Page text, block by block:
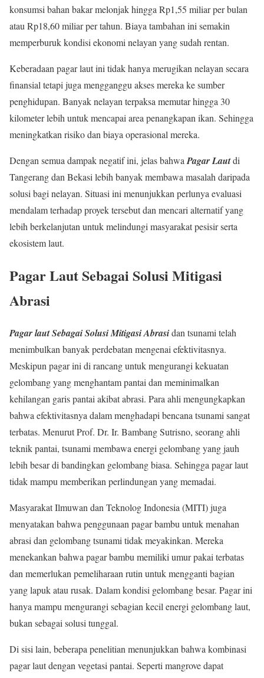
konsumsi bahan bakar melonjak hingga Rp1,55 miliar per bulan
atau Rp18,60 miliar per tahun. Biaya tambahan ini semakin
memperburuk kondisi ekonomi nelayan yang sudah rentan.
Keberadaan pagar laut ini tidak hanya merugikan nelayan secara
finansial tetapi juga mengganggu akses mereka ke sumber
penghidupan. Banyak nelayan terpaksa memutar hingga 30
kilometer lebih untuk mencapai area penangkapan ikan. Sehingga
meningkatkan risiko dan biaya operasional mereka.
Dengan semua dampak negatif ini, jelas bahwa Pagar Lautdi
Tangerang dan Bekasi lebih banyak membawa masalah daripada
solusi bagi nelayan. Situasi ini menunjukkan perlunya evaluasi
mendalam terhadap proyek tersebut dan mencari alternatif yang
lebih berkelanjutan untuk melindungi masyarakat pesisir serta
ekosistem laut.
Pagar Laut Sebagai Solusi Mitigasi
Abrasi
Pagar laut Sebagai Solusi Mitigasi Abrasidan tsunami telah
menimbulkan banyak perdebatan mengenai efektivitasnya.
Meskipun pagar ini di rancang untuk mengurangi kekuatan
gelombang yang menghantam pantai dan meminimalkan
kehilangan garis pantai akibat abrasi. Para ahli mengungkapkan
bahwa efektivitasnya dalam menghadapi bencana tsunami sangat
terbatas. Menurut Prof. Dr. Ir. Bambang Sutrisno, seorang ahli
teknik pantai, tsunami membawa energi gelombang yang jauh
lebih besar di bandingkan gelombang biasa. Sehingga pagar laut
tidak mampu memberikan perlindungan yang memadai.
Masyarakat Ilmuwan dan Teknolog Indonesia (MITI) juga
menyatakan bahwa penggunaan pagar bambu untuk menahan
abrasi dan gelombang tsunami tidak meyakinkan. Mereka
menekankan bahwa pagar bambu memiliki umur pakai terbatas
dan memerlukan pemeliharaan rutin untuk mengganti bagian
yang lapuk atau rusak. Dalam kondisi gelombang besar. Pagar ini
hanya mampu mengurangi sebagian kecil energi gelombang laut,
bukan sebagai solusi tunggal.
Di sisi lain, beberapa penelitian menunjukkan bahwa kombinasi
pagar laut dengan vegetasi pantai. Seperti mangrove dapat